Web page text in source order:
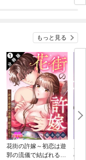
もっと見る
花街の許嫁～初恋は遊
郭の流儀で結ばれる～
の